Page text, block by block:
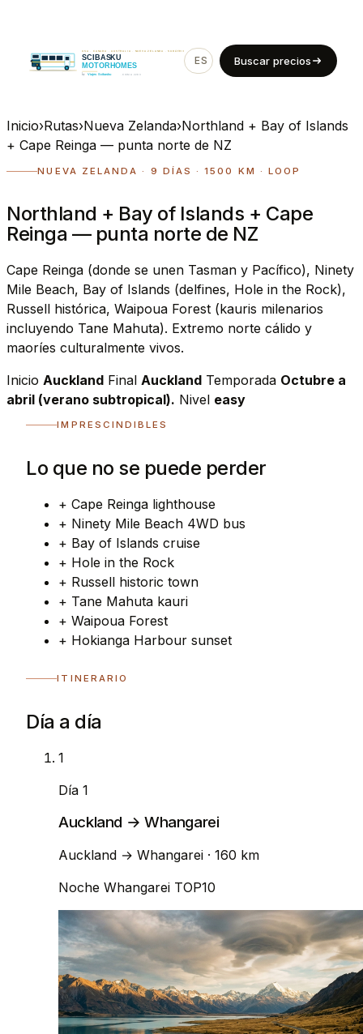
ES EN
Buscar precios
Inicio›Rutas›Nueva Zelanda›Northland + Bay of Islands
+ Cape Reinga — punta norte de NZ
NUEVA ZELANDA · 9 DÍAS · 1500 KM · LOOP
Northland + Bay of Islands + Cape
Reinga — punta norte de NZ
Cape Reinga (donde se unen Tasman y Pacífico), Ninety
Mile Beach, Bay of Islands (delfines, Hole in the Rock),
Russell histórica, Waipoua Forest (kauris milenarios
incluyendo Tane Mahuta). Extremo norte cálido y
maoríes culturalmente vivos.
Inicio Auckland Final Auckland Temporada Octubre a
abril (verano subtropical). Nivel easy
IMPRESCINDIBLES
Lo que no se puede perder
+ Cape Reinga lighthouse
+ Ninety Mile Beach 4WD bus
+ Bay of Islands cruise
+ Hole in the Rock
+ Russell historic town
+ Tane Mahuta kauri
+ Waipoua Forest
+ Hokianga Harbour sunset
ITINERARIO
Día a día
1
Día 1
Auckland → Whangarei
Auckland → Whangarei · 160 km
Noche Whangarei TOP10